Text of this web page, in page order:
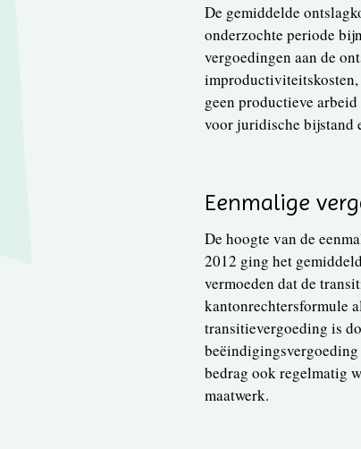
De gemiddelde
onderzochte periode
vergoedingen aan de
improductiviteitskosten,
geen productieve
voor juridische bijstand
Eenmalige
De hoogte van de
2012 ging het
vermoeden dat de
kantonrechtersformule
transitievergoeding is
beëindigingsvergoeding
bedrag ook regelmatig
maatwerk.